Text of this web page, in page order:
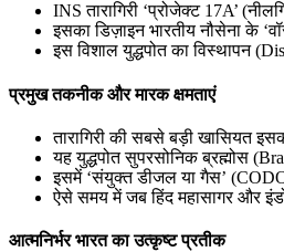
July 19, 2026
📝 डेली करेंट अफेयर्स: 16-18
July 16, 2026
📝 डेली करेंट अफेयर्स: 13-15
INS तारागिरी ‘प्रोजेक्ट 17A’
इसका डिज़ाइन भारतीय नौसेना के
इस विशाल युद्धपोत का विस्थापन
प्रमुख तकनीक और मारक क्षमताएं
तारागिरी की सबसे बड़ी खासियत
यह युद्धपोत सुपरसोनिक ब्रह्मोस
इसमें ‘संयुक्त डीजल या गैस’
ऐसे समय में जब हिंद महासागर और
आत्मनिर्भर भारत का उत्कृष्ट प्रतीक